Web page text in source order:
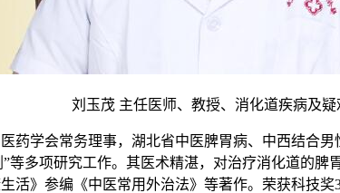
刘玉茂 主任医师、教授、消化道疾病及疑
药学会常务理事，湖北省中医脾胃病、中西结合
等多项研究工作。其医术精湛，对治疗消化道的
》参编《中医常用外治法》等著作。荣获科技奖3